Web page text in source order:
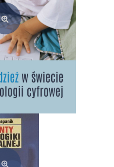
technologii cyfrowej (e-book)
zł